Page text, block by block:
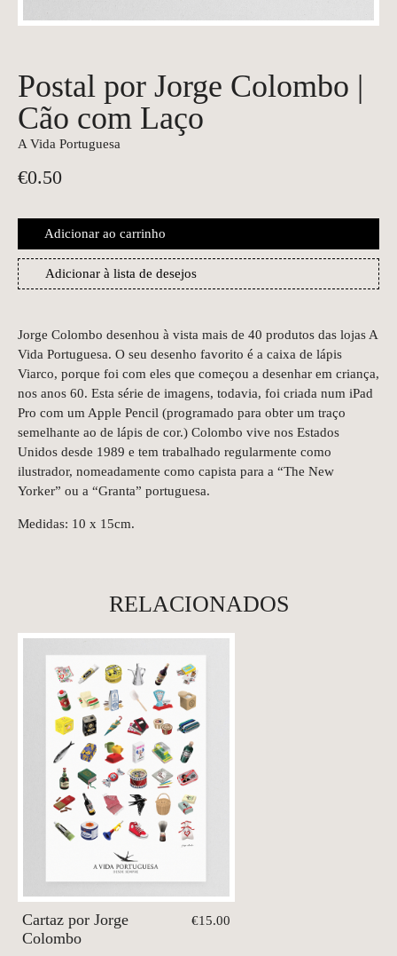
Postal por Jorge Colombo |
Cão com Laço
A Vida Portuguesa
€0.50
Adicionar ao carrinho
Adicionar à lista de desejos
Jorge Colombo desenhou à vista mais de 40 produtos das lojas A
Vida Portuguesa. O seu desenho favorito é a caixa de lápis
Viarco, porque foi com eles que começou a desenhar em criança,
nos anos 60. Esta série de imagens, todavia, foi criada num iPad
Pro com um Apple Pencil (programado para obter um traço
semelhante ao de lápis de cor.) Colombo vive nos Estados
Unidos desde 1989 e tem trabalhado regularmente como
ilustrador, nomeadamente como capista para a “The New
Yorker” ou a “Granta” portuguesa.
Medidas: 10 x 15cm.
RELACIONADOS
Cartaz por Jorge
Colombo
€15.00